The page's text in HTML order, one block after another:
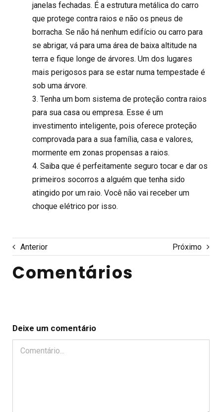
janelas fechadas. É a estrutura metálica do carro
que protege contra raios e não os pneus de
borracha. Se não há nenhum edifício ou carro para
se abrigar, vá para uma área de baixa altitude na
terra e fique longe de árvores. Um dos lugares
mais perigosos para se estar numa tempestade é
sob uma árvore.
3. Tenha um bom sistema de proteção contra raios
para sua casa ou empresa. Esse é um
investimento inteligente, pois oferece proteção
comprovada para a sua família, casa e valores,
mormente em zonas propensas a raios.
4. Saiba que é perfeitamente seguro tocar e dar os
primeiros socorros a alguém que tenha sido
atingido por um raio. Você não vai receber um
choque elétrico por isso.
Anterior Próximo
Comentários
Deixe um comentário
Comentário